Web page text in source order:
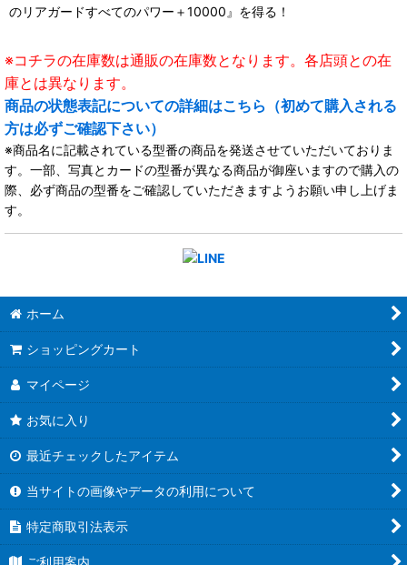
のリアガードすべてのパワー＋10000』を得る！
※コチラの在庫数は通販の在庫数となります。各店頭との在
庫とは異なります。
商品の状態表記についての詳細はこちら（初めて購入される
方は必ずご確認下さい）
※商品名に記載されている型番の商品を発送させていただいておりま
す。一部、写真とカードの型番が異なる商品が御座いますので購入の
際、必ず商品の型番をご確認していただきますようお願い申し上げま
す。
ホーム
ショッピングカート
マイページ
お気に入り
最近チェックしたアイテム
当サイトの画像やデータの利用について
特定商取引法表示